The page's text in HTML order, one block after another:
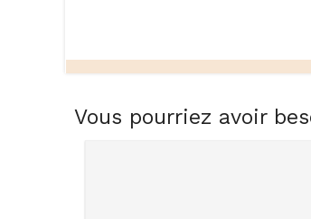
Vous pourriez avoir